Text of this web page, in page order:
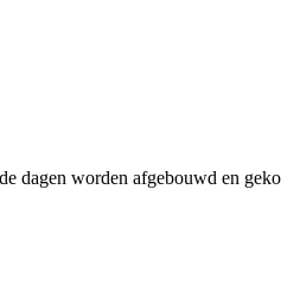
dagen worden afgebouwd en